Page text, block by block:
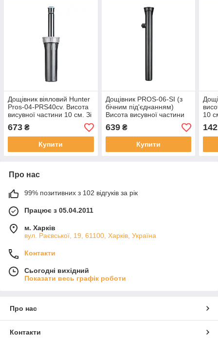
Дощівник віяловий Hunter
Pros-04-PRS40cv. Висота
висувної частини 10 см. Зі
зворотним клапаном
673 ₴
Купити
Дощівник PROS-06-SI (з
бічним під'єднанням)
Висота висувної частини
15 см Hunter
639₴
Купити
10
142
Про нас
99% позитивних з 102 відгуків за рік
Працює з 05.04.2011
м. Харків
вул. Раєвської, 19, 61100, Харків, Україна
Контакти
Сьогодні вихідний
Показати весь графік роботи
Про нас
Контакти